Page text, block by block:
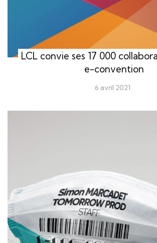
LCL convie ses 17 000
e-convention
6 avril 2021